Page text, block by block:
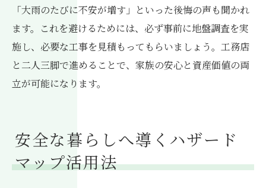
「大雨のたびに不安が増す」といった後悔の声も聞かれ
ます。これを避けるためには、必ず事前に地盤調査を実
施し、必要な工事を見積もってもらいましょう。工務店
と二人三脚で進めることで、家族の安心と資産価値の両
立が可能になります。
安全な暮らしへ導くハザード
マップ活用法